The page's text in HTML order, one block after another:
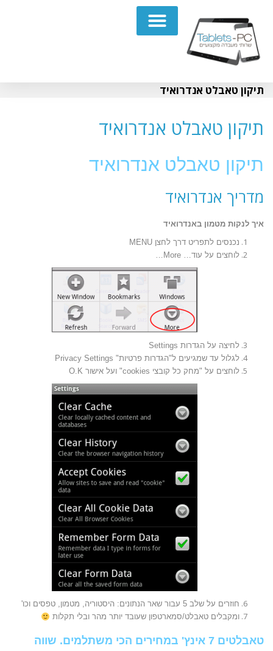
תיקון טאבלט אנדרואיד
תיקון טאבלט אנדרואיד
תיקון טאבלט אנדרואיד
מדריך אנדרואיד
איך לנקות מטמון באנדרואיד
נכנסים לתפריט דרך לחצן MENU
לוחצים על עוד… More…
לחיצה על הגדרות Settings
לגלול עד שמגיעים ל"הגדרות פרטיות" Privacy Settings
לוחצים על "מחק כל קובצי cookies" ועל אישור O.K
חוזרים על שלב 5 עבור שאר הנתונים: היסטוריה, מטמון, טפסים וכו'
ומקבלים טאבלט/סמארטפון שעובד יותר מהר ובלי תקלות
טאבלטים 7 אינץ' במחירים הכי משתלמים. שווה